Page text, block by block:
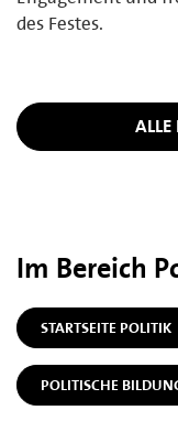
des Festes.
ALLE
Im Bereich
STARTSEITE POLITIK
POLITISCHE